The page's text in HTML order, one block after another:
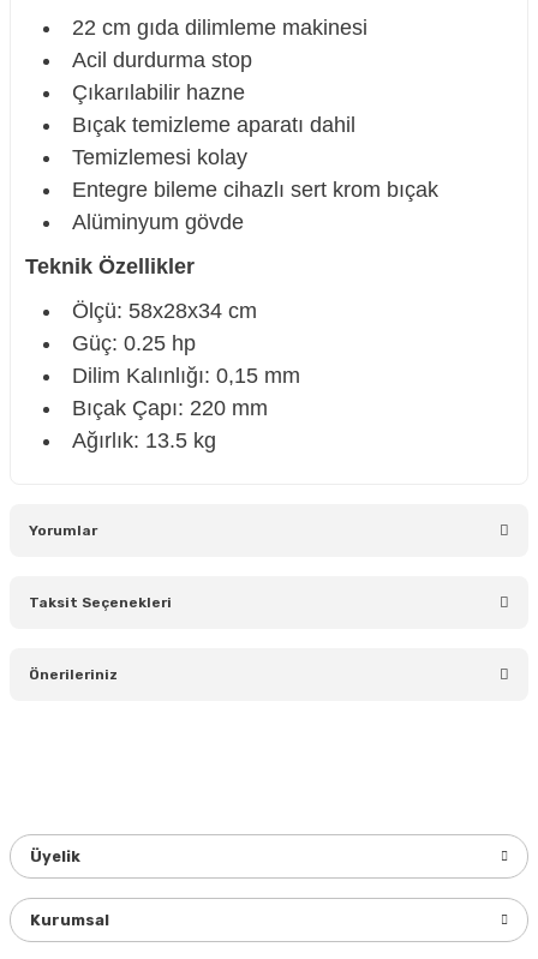
22 cm gıda dilimleme makinesi
Acil durdurma stop
Çıkarılabilir hazne
Bıçak temizleme aparatı dahil
Temizlemesi kolay
Entegre bileme cihazlı sert krom bıçak
Alüminyum gövde
Teknik Özellikler
Ölçü: 58x28x34 cm
Güç: 0.25 hp
Dilim Kalınlığı: 0,15 mm
Bıçak Çapı: 220 mm
Ağırlık: 13.5 kg
Yorumlar
Taksit Seçenekleri
Önerileriniz
Ürün bilgilerinde hatalar bulunuyor.
Üyelik
Kurumsal